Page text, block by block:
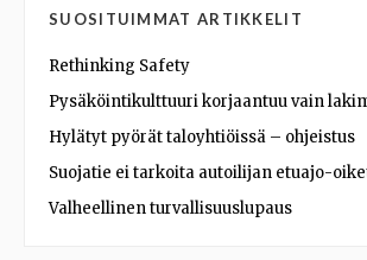
SUOSITUIMMAT ARTIKKELIT
Rethinking Safety
Pysäköintikulttuuri korjaantuu vain
Hylätyt pyörät taloyhtiöissä – ohjeistus
Suojatie ei tarkoita autoilijan etuajo-
Valheellinen turvallisuuslupaus